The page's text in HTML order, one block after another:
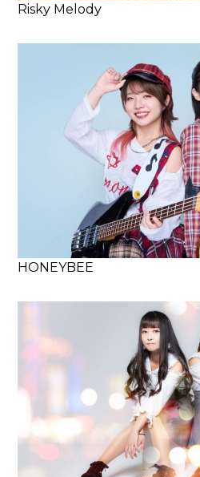
Risky Melody
HONEYBEE